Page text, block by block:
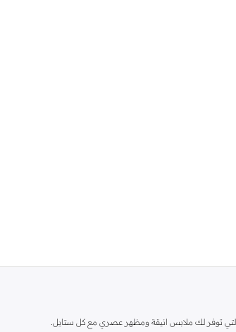
والتي توفر لك ملابس انيقة ومظهر عصري مع كل ستايل.